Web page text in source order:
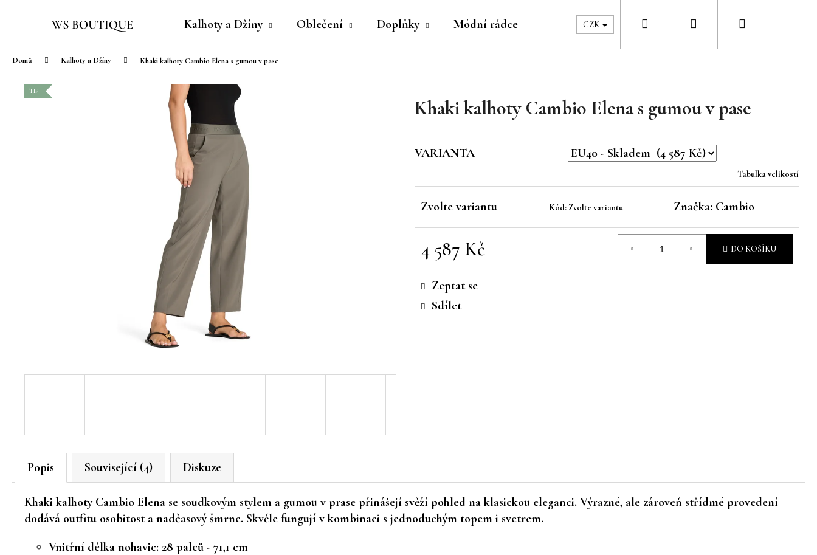
Kalhoty a Džíny Oblečení Doplňky Módní rádce Péče & Šatník Kontakty
CZK Přihlášení
Domů Kalhoty a Džíny Khaki kalhoty Cambio Elena s gumou v pase
Khaki kalhoty Cambio Elena s gumou v pase
VARIANTA
Tabulka velikostí
Zvolte variantu Kód: Zvolte variantu Značka: Cambio
4 587 Kč
Měrná
cena:
DO KOŠÍKU
Zeptat se
Sdílet
TIP
Popis Související (4) Diskuze
Khaki kalhoty Cambio Elena se soudkovým stylem a gumou v prase přinášejí svěží pohled na klasickou eleganci. Výrazné, ale zároveň střídmé provedení
dodává outfitu osobitost a nadčasový šmrnc. Skvěle fungují v kombinaci s jednoduchým topem i svetrem.
Vnitřní délka nohavic: 28 palců - 71,1 cm
Zpět
obchodu
Zpět
obchodu
HLEDAT